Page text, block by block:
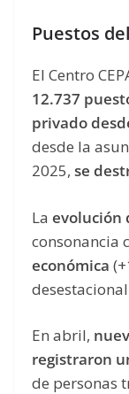
Puestos
El Centro
12.737
privado
desde la
2025, se
La evolución
consonancia
económica
En abril,
registraron
de personas